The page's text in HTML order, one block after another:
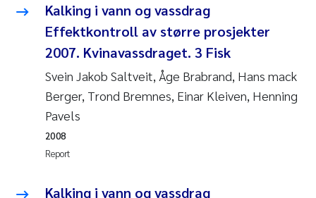
Valentina Elena Tartiu
Tânia Cristina Gomes
Sondre Meland
Sindre Langaas
Thorjørn Larssen
Pål Molander
Kalking i vann og vassdrag
Effektkontroll av større prosjekter
2007. Kvinavassdraget. 3 Fisk
Svein Jakob Saltveit, Åge Brabrand, Hans mack
Berger, Trond Bremnes, Einar Kleiven, Henning
Pavels
Report
2008
Kalking i vann og vassdrag